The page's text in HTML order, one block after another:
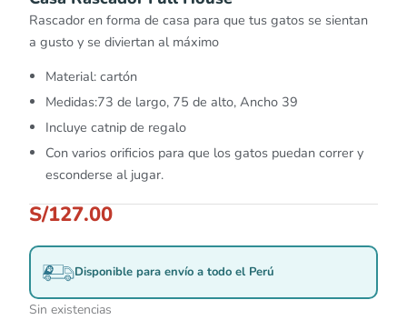
Rascador en forma de casa para que tus gatos se sientan
a gusto y se diviertan al máximo
Material: cartón
Medidas:73 de largo, 75 de alto, Ancho 39
Incluye catnip de regalo
Con varios orificios para que los gatos puedan correr y
esconderse al jugar.
S/127.00
Disponible para envío a todo el Perú
Sin existencias